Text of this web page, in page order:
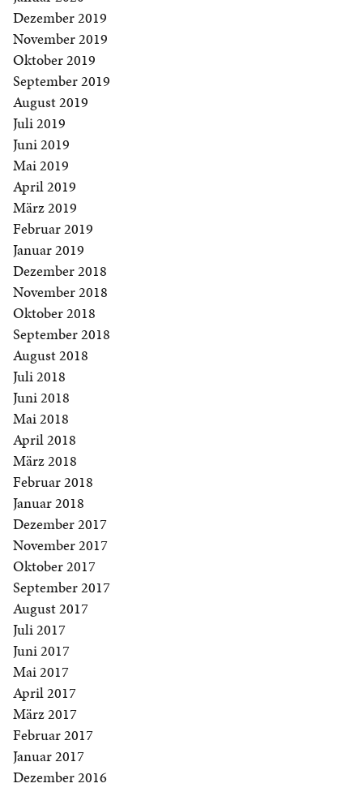
Dezember 2019
November 2019
Oktober 2019
September 2019
August 2019
Juli 2019
Juni 2019
Mai 2019
April 2019
März 2019
Februar 2019
Januar 2019
Dezember 2018
November 2018
Oktober 2018
September 2018
August 2018
Juli 2018
Juni 2018
Mai 2018
April 2018
März 2018
Februar 2018
Januar 2018
Dezember 2017
November 2017
Oktober 2017
September 2017
August 2017
Juli 2017
Juni 2017
Mai 2017
April 2017
März 2017
Februar 2017
Januar 2017
Dezember 2016